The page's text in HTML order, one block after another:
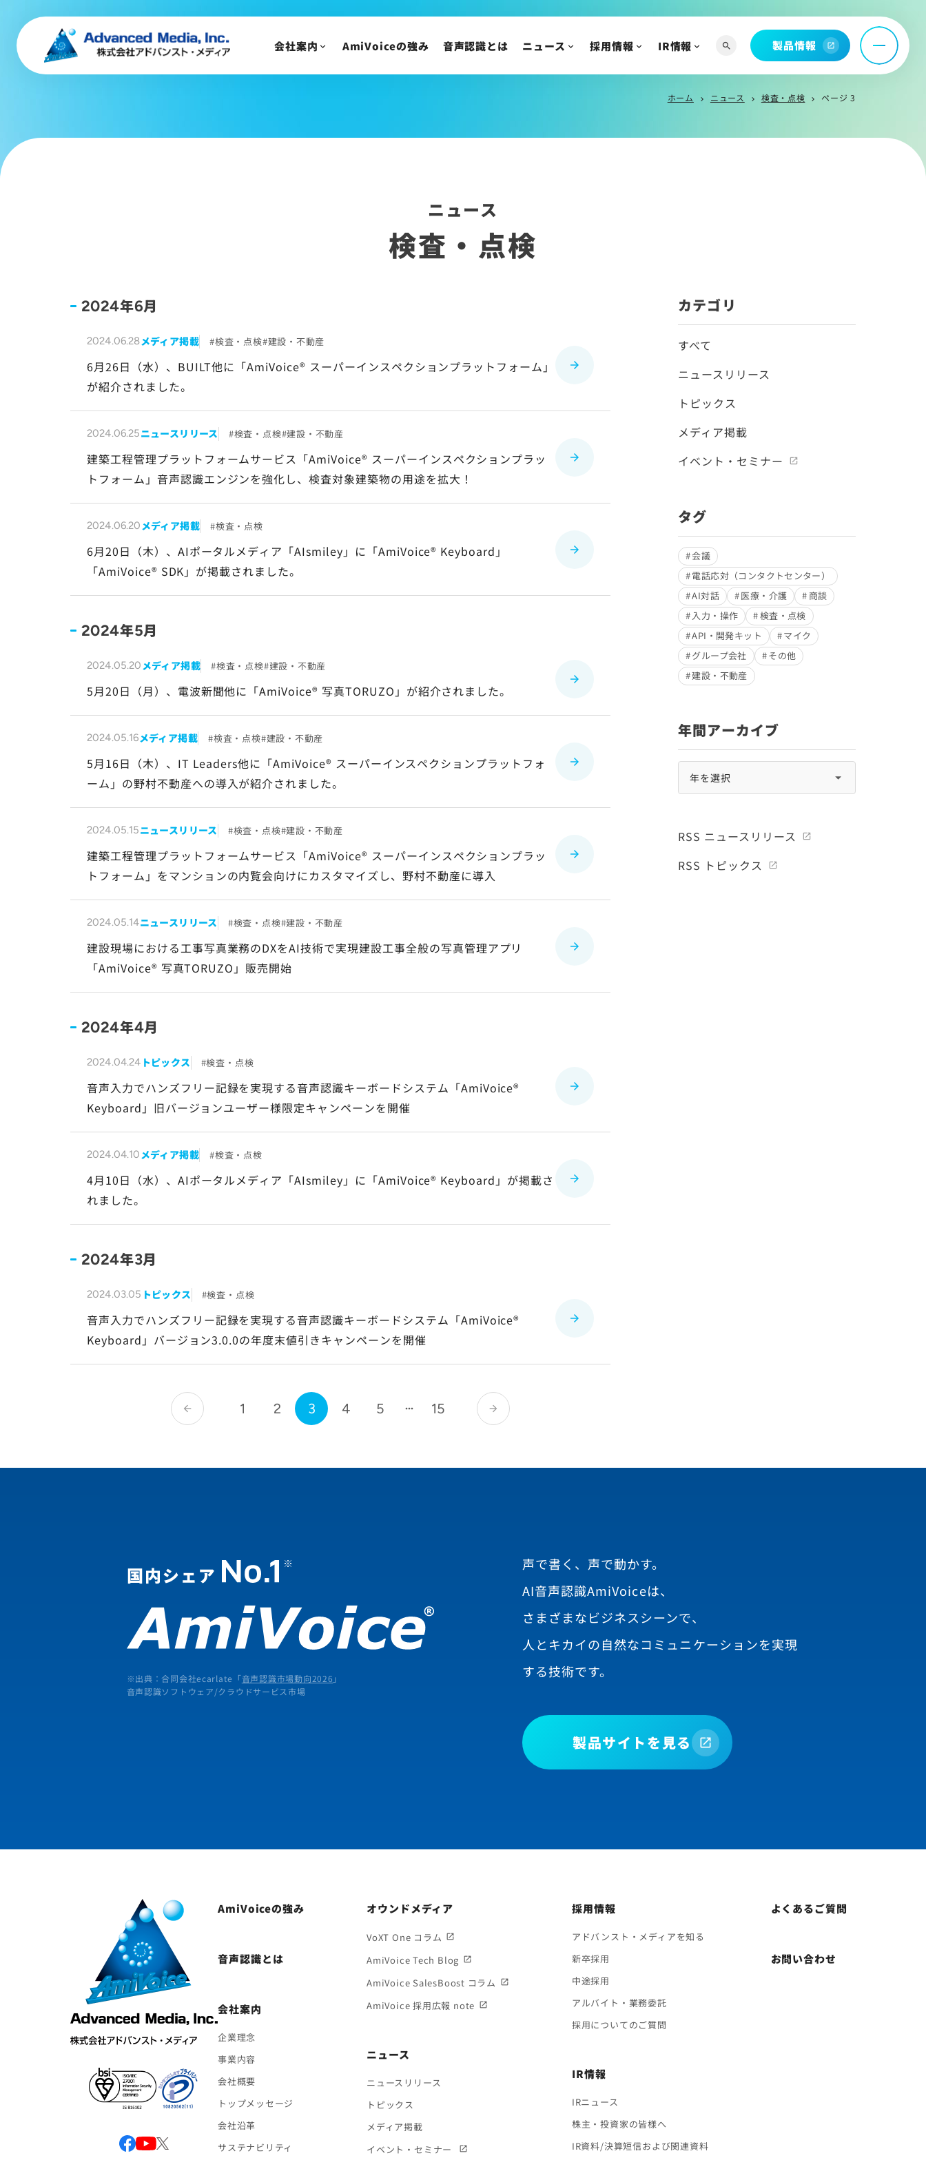
企業理念
事業内容
ニュース
ニュースリリース
IR情報
株価情報
IRについてのご質問
会社案内 AmiVoiceの強み 音声認識とは ニュース 採用情報 IR情報 search 製品情報 open_in_new
ホーム chevron_right ニュース chevron_right 検査・点検 chevron_right ページ 3
ニュース
検査・点検
2024年6月
2024.06.28メディア掲載 検査・点検 建設・不動産
6月26日（水）、BUILT他に「AmiVoice® スーパーインスペクションプラットフォーム」
が紹介されました。
2024.06.25ニュースリリース 検査・点検 建設・不動産
建築工程管理プラットフォームサービス「AmiVoice® スーパーインスペクションプラッ
トフォーム」音声認識エンジンを強化し、検査対象建築物の用途を拡大！
2024.06.20メディア掲載 検査・点検
6月20日（木）、AIポータルメディア「AIsmiley」に「AmiVoice® Keyboard」
「AmiVoice® SDK」が掲載されました。
2024年5月
2024.05.20メディア掲載 検査・点検 建設・不動産
5月20日（月）、電波新聞他に「AmiVoice® 写真TORUZO 」が紹介されました。
2024.05.16メディア掲載 検査・点検 建設・不動産
5月16日（木）、IT Leaders他に「AmiVoice® スーパーインスペクションプラットフォ
ーム」の野村不動産への導入が紹介されました。
2024.05.15ニュースリリース 検査・点検 建設・不動産
建築工程管理プラットフォームサービス「AmiVoice® スーパーインスペクションプラッ
トフォーム」をマンションの内覧会向けにカスタマイズし、野村不動産に導入
2024.05.14ニュースリリース 検査・点検 建設・不動産
建設現場における工事写真業務のDXをAI技術で実現建設工事全般の写真管理アプリ
「AmiVoice® 写真TORUZO 」販売開始
2024年4月
2024.04.24 トピックス 検査・点検
音声入力でハンズフリー記録を実現する音声認識キーボードシステム「AmiVoice®
Keyboard」旧バージョンユーザー様限定キャンペーンを開催
2024.04.10メディア掲載 検査・点検
4月10日（水）、AIポータルメディア「AIsmiley」に「AmiVoice® Keyboard」が掲載さ
れました。
2024年3月
2024.03.05 トピックス 検査・点検
音声入力でハンズフリー記録を実現する音声認識キーボードシステム「AmiVoice®
Keyboard」バージョン3.0.0の年度末値引きキャンペーンを開催
arrow_back 1 2 3 4 5 15 arrow_forward
カテゴリ
すべて
ニュースリリース
トピックス
メディア掲載
イベント・セミナー
タグ
会議
電話応対（コンタクトセンター）
AI対話
医療・介護
商談
入力・操作
検査・点検
API・開発キット
マイク
グループ会社
その他
建設・不動産
年間アーカイブ
RSS ニュースリリース
RSS トピックス
※出典：合同会社ecarlate「音声認識市場動向2026 」
音声認識ソフトウェア/クラウドサービス市場
声で書く、声で動かす。
AI音声認識AmiVoiceは、
さまざまなビジネスシーンで、
人とキカイの自然なコミュニケーションを実現
する技術です。
製品サイトを見る
AmiVoiceの強み
音声認識とは
会社案内
企業理念
事業内容
会社概要
トップメッセージ
会社沿革
サステナビリティ
オウンドメディア
VoXT One コラム
AmiVoice Tech Blog
AmiVoice SalesBoost コラム
AmiVoice 採用広報 note
ニュース
ニュースリリース
トピックス
メディア掲載
イベント・セミナー
採用情報
アドバンスト・メディアを知る
新卒採用
中途採用
アルバイト・業務委託
採用についてのご質問
IR情報
IRニュース
株主・投資家の皆様へ
IR資料/決算短信および関連資料
よくあるご質問
お問い合わせ